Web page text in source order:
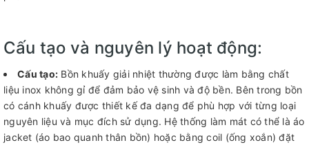
Cấu tạo và nguyên lý hoạt động:
Cấu tạo: Bồn khuấy giải nhiệt thường được làm bằng chất
liệu inox không gỉ để đảm bảo vệ sinh và độ bền. Bên trong bồn
có cánh khuấy được thiết kế đa dạng để phù hợp với từng loại
nguyên liệu và mục đích sử dụng. Hệ thống làm mát có thể là áo
jacket (áo bao quanh thân bồn) hoặc bằng coil (ống xoắn) đặt